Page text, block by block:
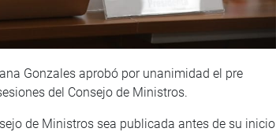
Gonzales aprobó por unanimidad el pre
del Consejo de Ministros.
de Ministros sea publicada antes de su inicio